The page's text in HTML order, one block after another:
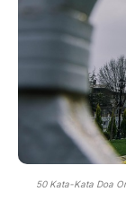
50 Kata-Kata Doa